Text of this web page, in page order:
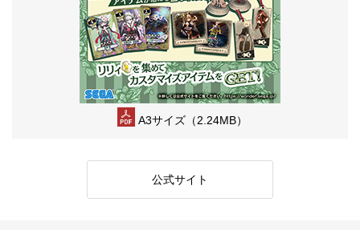
A3サイズ（2.24MB）
公式サイト